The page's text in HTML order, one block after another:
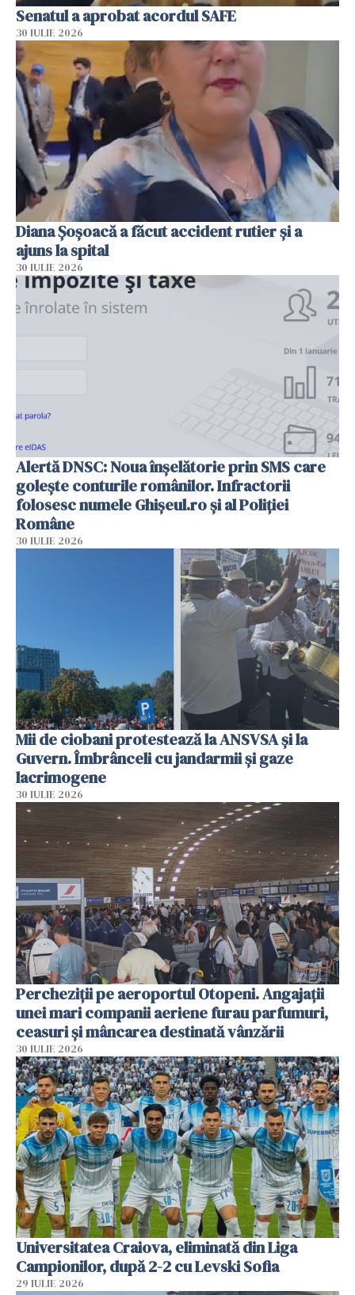
Senatul a aprobat acordul SAFE
30 IULIE 2026
Diana Șoșoacă a făcut accident rutier și a
ajuns la spital
30 IULIE 2026
Alertă DNSC: Noua înșelătorie prin SMS care
golește conturile românilor. Infractorii
folosesc numele Ghișeul.ro și al Poliției
Române
30 IULIE 2026
Mii de ciobani protestează la ANSVSA și la
Guvern. Îmbrânceli cu jandarmii și gaze
lacrimogene
30 IULIE 2026
Percheziții pe aeroportul Otopeni. Angajații
unei mari companii aeriene furau parfumuri,
ceasuri și mâncarea destinată vânzării
30 IULIE 2026
Universitatea Craiova, eliminată din Liga
Campionilor, după 2-2 cu Levski Sofia
29 IULIE 2026